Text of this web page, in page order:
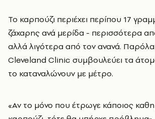
Το καρπούζι περιέχει περίπου 17
ζάχαρης ανά μερίδα - περισσότερα
αλλά λιγότερα από τον ανανά.
Cleveland Clinic συμβουλεύει τα
το καταναλώνουν με μέτρο.
«Αν το μόνο που έτρωγε κάποιος